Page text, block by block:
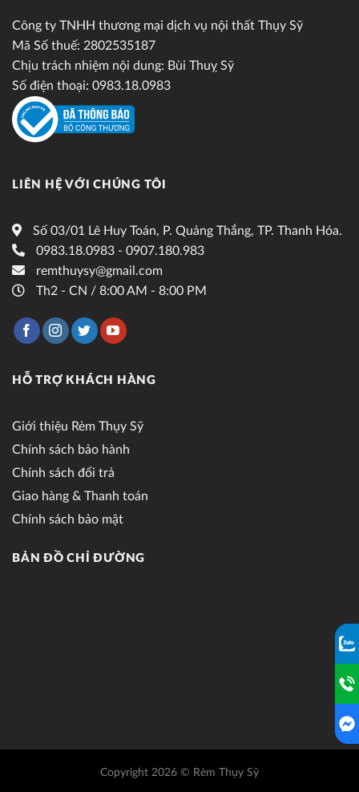
Công ty TNHH thương mại dịch vụ nội thất Thụy Sỹ
Mã Số thuế: 2802535187
Chịu trách nhiệm nội dung: Bùi Thuỵ Sỹ
Số điện thoại: 0983.18.0983
LIÊN HỆ VỚI CHÚNG TÔI
Số 03/01 Lê Huy Toán, P. Quảng Thắng, TP. Thanh Hóa.
0983.18.0983 - 0907.180.983
remthuysy@gmail.com
Th2 - CN / 8:00 AM - 8:00 PM
HỖ TRỢ KHÁCH HÀNG
Giới thiệu Rèm Thụy Sỹ
Chính sách bảo hành
Chính sách đổi trả
Giao hàng & Thanh toán
Chính sách bảo mật
BẢN ĐỒ CHỈ ĐƯỜNG
Copyright 2026 © Rèm Thụy Sỹ